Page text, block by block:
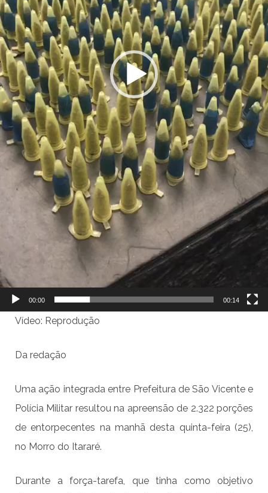
00:00 00:14
Vídeo: Reprodução
Da redação
Uma ação integrada entre Prefeitura de São Vicente e
Polícia Militar resultou na apreensão de 2.322 porções
de entorpecentes na manhã desta quinta-feira (25),
no Morro do Itararé.
Durante a força-tarefa, que tinha como objetivo